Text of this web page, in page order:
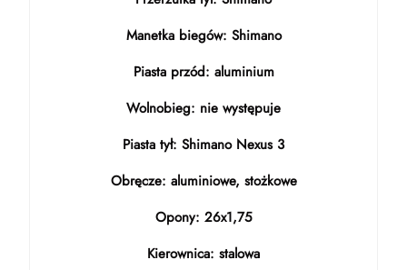
Manetka biegów: Shimano
Piasta przód: aluminium
Wolnobieg: nie występuje
Piasta tył: Shimano Nexus 3
Obręcze: aluminiowe, stożkowe
Opony: 26x1,75
Kierownica: stalowa